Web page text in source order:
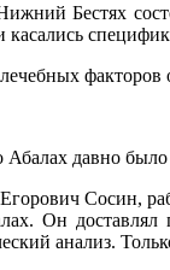
Бестях
факторов
Абалах давно
Сосин,
Он
анализ.